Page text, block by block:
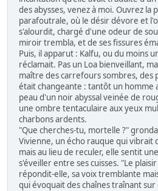
des abysses, venez à moi. Ouvrez la
parafoutrale, où le désir dévore et
s'alourdit, chargé d'une odeur de
miroir trembla, et de ses fissures
Puis, il apparut : Kalfu, ou du moins
réclamait. Pas un Loa bienveillant,
maître des carrefours sombres, des
était changeante : tantôt un homme
peau d'un noir abyssal veinée de
une ombre tentaculaire aux yeux
charbons ardents.
"Que cherches-tu, mortelle ?"
Vivienne, un écho rauque qui vibrait
mais au lieu de reculer, elle sentit
s'éveiller entre ses cuisses. "Le
répondit-elle, sa voix tremblante
qui évoquait des chaînes traînant